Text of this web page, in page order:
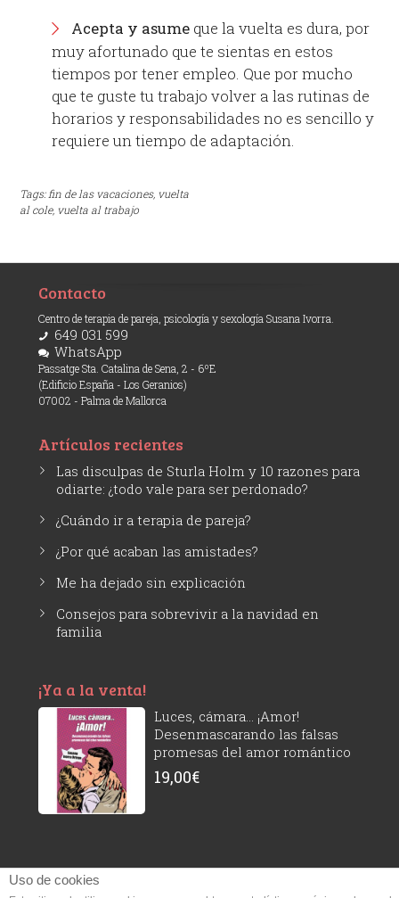
Acepta y asume que la vuelta es dura, por
muy afortunado que te sientas en estos
tiempos por tener empleo. Que por mucho
que te guste tu trabajo volver a las rutinas de
horarios y responsabilidades no es sencillo y
requiere un tiempo de adaptación.
Tags:fin de las vacaciones, vuelta
al cole, vuelta al trabajo
Contacto
Centro de terapia de pareja, psicología y sexología Susana Ivorra.
649 031 599
WhatsApp
Passatge Sta. Catalina de Sena, 2 - 6ºE
(Edificio España - Los Geranios)
07002 - Palma de Mallorca
Artículos recientes
Las disculpas de Sturla Holm y 10 razones para
odiarte: ¿todo vale para ser perdonado?
¿Cuándo ir a terapia de pareja?
¿Por qué acaban las amistades?
Me ha dejado sin explicación
Consejos para sobrevivir a la navidad en
familia
¡Ya a la venta!
Luces, cámara... ¡Amor!
Desenmascarando las falsas
promesas del amor romántico
19,00€
Uso de cookies